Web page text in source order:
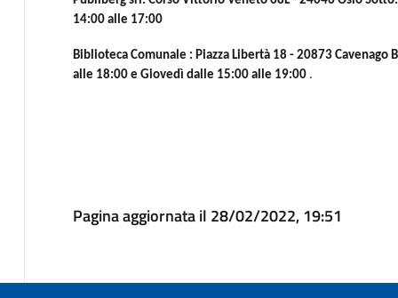
14:00 alle 17:00
Biblioteca Comunale : Piazza Libertà 18 - 20873 Cavenago
alle 18:00 e Giovedì dalle 15:00 alle 19:00.
Pagina aggiornata il 28/02/2022, 19:51